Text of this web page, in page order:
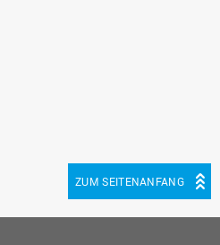
ZUM SEITENANFANG